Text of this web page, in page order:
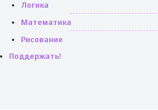
Логика
Математика
Рисование
Поддержать!